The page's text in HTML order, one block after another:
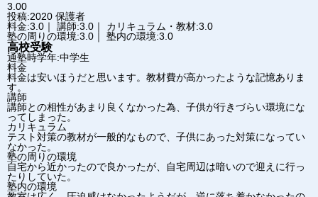
3.00
投稿:2020 保護者
料金:3.0｜ 講師:3.0｜ カリキュラム・教材:3.0
塾の周りの環境:3.0｜ 塾内の環境:3.0
高校受験
通塾時学年:中学生
料金
料金は安いほうだと思います。教材費が高かったような記憶ありま
す。
講師
講師との相性があまり良くなかった為、子供が行きづらい環境にな
ってしまった。
カリキュラム
テスト対策の教材が一般的なもので、子供にあった対策になってい
なかった。
塾の周りの環境
自宅から近かったので良かったが、自宅周辺は暗いので迎えに行っ
たりしていた。
塾内の環境